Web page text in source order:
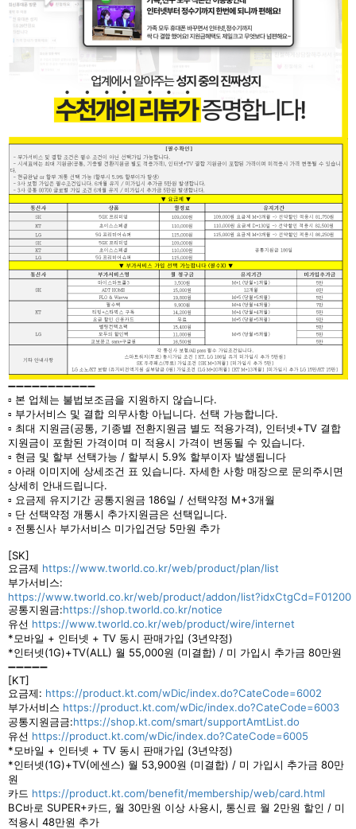
➖➖➖➖➖➖➖➖➖➖➖
▫ 본 업체는 불법보조금을 지원하지 않습니다.
▫ 부가서비스 및 결합 의무사항 아닙니다. 선택 가능합니다.
▫ 최대 지원금(공통, 기종별 전환지원금 별도 적용가격), 인터넷+TV 결합
지원금이 포함된 가격이며 미 적용시 가격이 변동될 수 있습니다.
▫ 현금 및 할부 선택가능 / 할부시 5.9% 할부이자 발생됩니다
▫ 아래 이미지에 상세조건 표 있습니다. 자세한 사항 매장으로 문의주시면
상세히 안내드립니다.
▫ 요금제 유지기간 공통지원금 186일 / 선택약정 M+3개월
▫ 단 선택약정 개통시 추가지원금은 선택입니다.
▫ 전통신사 부가서비스 미가입건당 5만원 추가
[SK]
요금제 https://www.tworld.co.kr/web/product/plan/list
부가서비스:
https://www.tworld.co.kr/web/product/addon/list?idxCtgCd=F01200
공통지원금:https://shop.tworld.co.kr/notice
유선 https://www.tworld.co.kr/web/product/wire/internet
*모바일 + 인터넷 + TV 동시 판매가입 (3년약정)
*인터넷(1G)+TV(ALL) 월 55,000원 (미결합) / 미 가입시 추가금 80만원
➖➖➖➖➖
[KT]
요금제: https://product.kt.com/wDic/index.do?CateCode=6002
부가서비스 https://product.kt.com/wDic/index.do?CateCode=6003
공통지원금금:https://shop.kt.com/smart/supportAmtList.do
유선 https://product.kt.com/wDic/index.do?CateCode=6005
*모바일 + 인터넷 + TV 동시 판매가입 (3년약정)
*인터넷(1G)+TV(에센스) 월 53,900원 (미결합) / 미 가입시 추가금 80만
원
카드 https://product.kt.com/benefit/membership/web/card.html
BC바로 SUPER+카드, 월 30만원 이상 사용시, 통신료 월 2만원 할인 / 미
적용시 48만원 추가